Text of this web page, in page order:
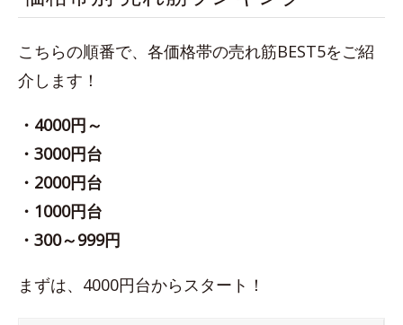
こちらの順番で、各価格帯の売れ筋BEST5をご紹
介します！
・4000円～
・3000円台
・2000円台
・1000円台
・300～999円
まずは、4000円台からスタート！